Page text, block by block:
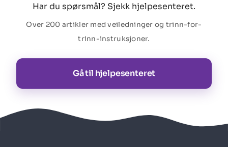
Har du spørsmål? Sjekk hjelpesenteret.
Over 200 artikler med veiledninger og trinn-for-
trinn-instruksjoner.
Gå til hjelpesenteret